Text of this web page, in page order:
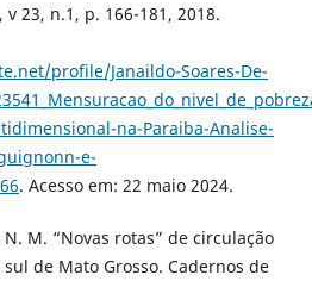
23, n.1, p. 166-181, 2018.
profile/Janaildo-Soares-De-
na-Paraiba-Analise-
e-
. Acesso em: 22 maio 2024.
N. M. “Novas rotas” de circulação
de Mato Grosso. Cadernos de